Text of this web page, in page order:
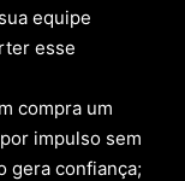
equipe
esse
compra um
impulso sem
gera confiança;